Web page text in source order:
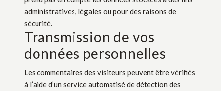
administratives, légales ou pour des raisons de
sécurité.
Transmission de vos
données personnelles
Les commentaires des visiteurs peuvent être vérifiés
à l’aide d’un service automatisé de détection des